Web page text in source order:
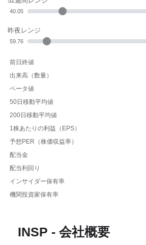
40.05
昨夜レンジ
59.76
前日終値
出来高（数量）
ベータ値
50日移動平均値
200日移動平均値
1株あたりの利益（EPS）
予想PER（株価収益率）
配当金
配当利回り
インサイダー保有率
機関投資家保有率
INSP - 会社概要